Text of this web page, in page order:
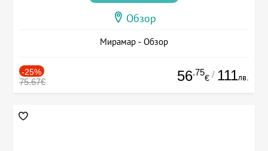
Обзор
Мирамар - Обзор
-25%
75.67€ 56.75
€ / 111лв.